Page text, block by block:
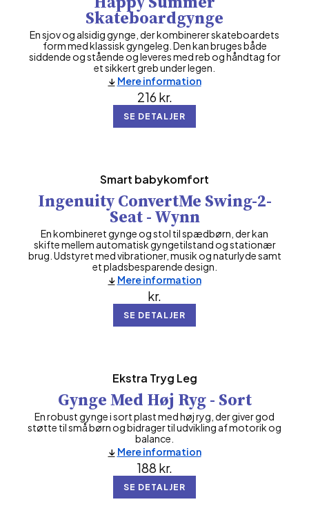
Skateboardgynge
En sjov og alsidig gynge, der kombinerer skateboardets
form med klassisk gyngeleg. Den kan bruges både
siddende og stående og leveres med reb og håndtag for
et sikkert greb under legen.
216 kr.
SE DETALJER
Mere information
Smart babykomfort
Ingenuity ConvertMe Swing-2-
Seat - Wynn
En kombineret gynge og stol til spædbørn, der kan
skifte mellem automatisk gyngetilstand og stationær
brug. Udstyret med vibrationer, musik og naturlyde samt
et pladsbesparende design.
kr.
SE DETALJER
Mere information
Ekstra Tryg Leg
Gynge Med Høj Ryg - Sort
En robust gynge i sort plast med høj ryg, der giver god
støtte til små børn og bidrager til udvikling af motorik og
balance.
188 kr.
SE DETALJER
Mere information